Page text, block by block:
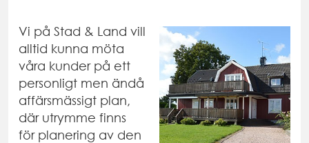
Vi på Stad & Land vill
alltid kunna möta
våra kunder på ett
personligt men ändå
affärsmässigt plan,
där utrymme finns
för planering av den